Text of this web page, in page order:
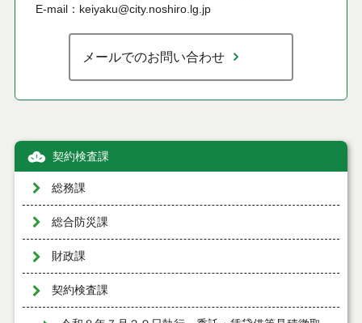
E-mail：keiyaku@city.noshiro.lg.jp
メールでのお問い合わせ
契約検査課
総務課
総合防災課
財政課
契約検査課